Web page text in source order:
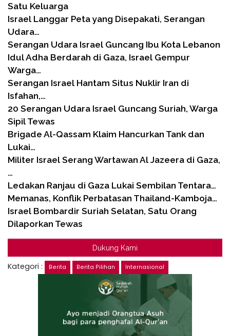
Satu Keluarga
Israel Langgar Peta yang Disepakati, Serangan
Udara…
Serangan Udara Israel Guncang Ibu Kota Lebanon
Idul Adha Berdarah di Gaza, Israel Gempur
Warga…
Serangan Israel Hantam Situs Nuklir Iran di
Isfahan,…
20 Serangan Udara Israel Guncang Suriah, Warga
Sipil Tewas
Brigade Al-Qassam Klaim Hancurkan Tank dan
Lukai…
Militer Israel Serang Wartawan Al Jazeera di Gaza,
…
Ledakan Ranjau di Gaza Lukai Sembilan Tentara…
Memanas, Konflik Perbatasan Thailand-Kamboja…
Israel Bombardir Suriah Selatan, Satu Orang
Dilaporkan Tewas
Dukung Kami
Kategori : Berita Berita Pilihan Internasional